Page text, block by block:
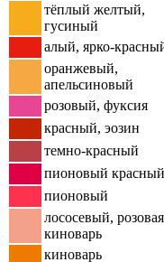
тёплый желтый,
гусиный
алый, ярко-
оранжевый,
апельсиновый
розовый, фуксия
красный, эозин
темно-красный
пионовый красный
пионовый
лососевый, розовая
киноварь
киноварь